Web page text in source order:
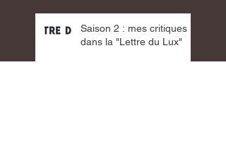
Saison 2 : mes critiques
dans la "Lettre du Lux"